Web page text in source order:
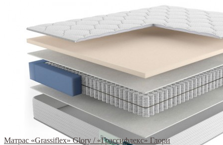
Матрас «Grassiflex» Glory / «Грассифлекс» Глори